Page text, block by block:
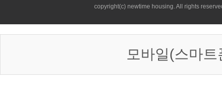
copyright(c) newtime housing. All rights
모바일(스마